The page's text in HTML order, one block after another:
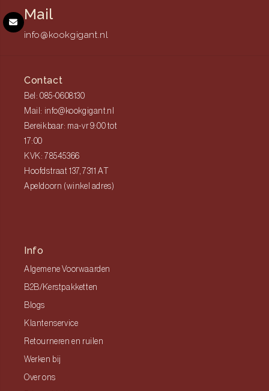
Mail
info@kookgigant.nl
Contact
Bel: 085-0608130
Mail: info@kookgigant.nl
Bereikbaar: ma-vr 9:00 tot
17:00
KVK: 78545366
Hoofdstraat 137, 7311 AT
Apeldoorn (winkel adres)
Info
Algemene Voorwaarden
B2B/Kerstpakketten
Blogs
Klantenservice
Retourneren en ruilen
Werken bij
Over ons